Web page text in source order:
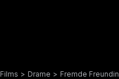
Films > Drame > Fremde Freundin